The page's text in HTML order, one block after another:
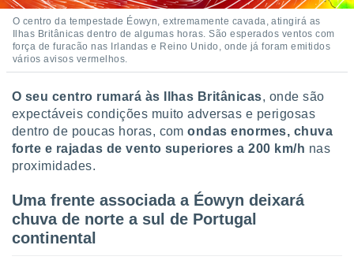
seus
com
qual se
seu
ou opor-
qualquer
em “
na
O centro da tempestade Éowyn, extremamente cavada, atingirá as
Ilhas Britânicas dentro de algumas horas. São esperados ventos com
força de furacão nas Irlandas e Reino Unido, onde já foram emitidos
vários avisos vermelhos.
O seu centro rumará às Ilhas Britânicas, onde são
expectáveis condições muito adversas e perigosas
dentro de poucas horas, comondas enormes, chuva
forte e rajadas de vento superiores a 200 km/h nas
proximidades.
Uma frente associada a Éowyn deixará
chuva de norte a sul de Portugal
continental